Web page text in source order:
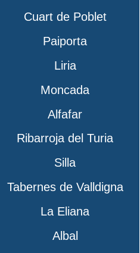
Cuart de Poblet
Paiporta
Liria
Moncada
Alfafar
Ribarroja del Turia
Silla
Tabernes de Valldigna
La Eliana
Albal